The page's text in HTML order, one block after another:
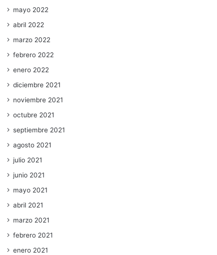
mayo 2022
abril 2022
marzo 2022
febrero 2022
enero 2022
diciembre 2021
noviembre 2021
octubre 2021
septiembre 2021
agosto 2021
julio 2021
junio 2021
mayo 2021
abril 2021
marzo 2021
febrero 2021
enero 2021